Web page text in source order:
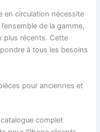
en circulation nécessite
de la gamme,
plus récents. Cette
à tous les besoins
pour anciennes et
complet